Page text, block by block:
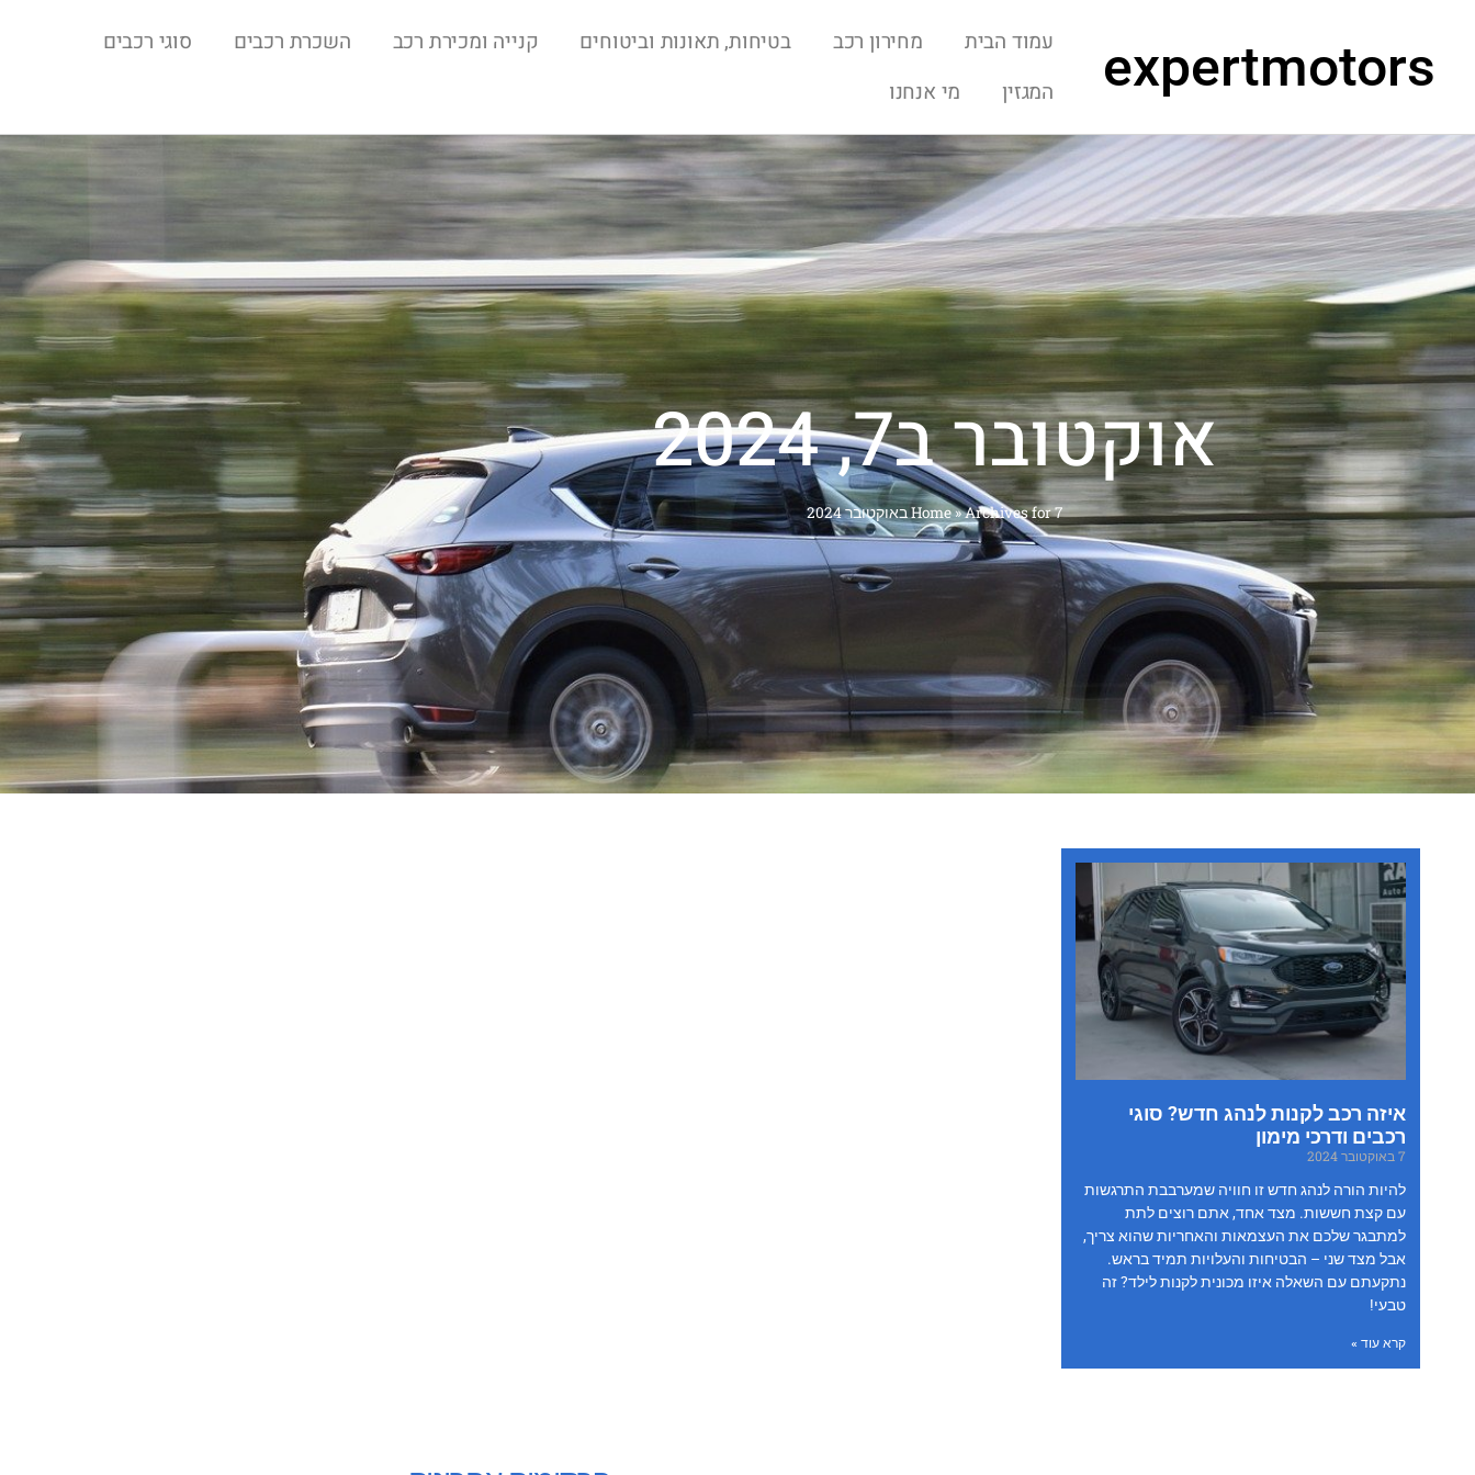
expertmotors עמוד הבית מחירון רכב בטיחות, תאונות וביטוחים קנייה ומכירת רכב השכרת רכבים
סוגי רכבים
המגזין
מי אנחנו
אוקטובר ב7, 2024
Home»Archives for 7 באוקטובר 2024
איזה רכב לקנות לנהג חדש? סוגי
רכבים ודרכי מימון
7 באוקטובר 2024
להיות הורה לנהג חדש זו חוויה שמערבבת התרגשות
עם קצת חששות. מצד אחד, אתם רוצים לתת
למתבגר שלכם את העצמאות והאחריות שהוא צריך,
אבל מצד שני – הבטיחות והעלויות תמיד בראש.
נתקעתם עם השאלה איזו מכונית לקנות לילד? זה
טבעי!
קרא עוד »